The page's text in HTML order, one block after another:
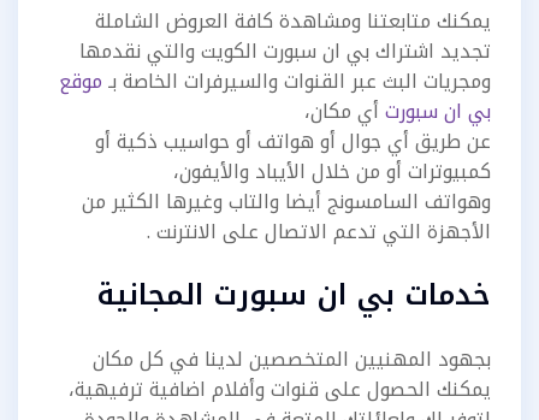
يمكنك متابعتنا ومشاهدة كافة العروض الشاملة
تجديد اشتراك بي ان سبورت الكويت والتي نقدمها
ومجريات البث عبر القنوات والسيرفرات الخاصة بـموقع
بي ان سبورتأي مكان،
عن طريق أي جوال أو هواتف أو حواسيب ذكية أو
كمبيوترات أو من خلال الأيباد والأيفون،
وهواتف السامسونج أيضا والتاب وغيرها الكثير من
الأجهزة التي تدعم الاتصال على الانترنت .
خدمات بي ان سبورت المجانية
بجهود المهنيين المتخصصين لدينا في كل مكان
يمكنك الحصول على قنوات وأفلام اضافية ترفيهية،